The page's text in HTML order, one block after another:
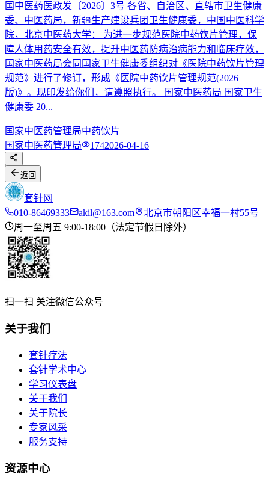
国中医药医政发〔2026〕3号 各省、自治区、直辖市卫生健康
委、中医药局，新疆生产建设兵团卫生健康委，中国中医科学
院，北京中医药大学： 为进一步规范医院中药饮片管理，保
障人体用药安全有效，提升中医药防病治病能力和临床疗效，
国家中医药局会同国家卫生健康委组织对《医院中药饮片管理
规范》进行了修订，形成《医院中药饮片管理规范(2026
版)》。现印发给你们，请遵照执行。 国家中医药局 国家卫生
健康委 20...
国家中医药管理局中药饮片
国家中医药管理局
1742026-04-16
返回
套针网
010-86469333
akil@163.com
北京市朝阳区幸福一村55号
周一至周五 9:00-18:00（法定节假日除外）
扫一扫 关注微信公众号
关于我们
套针疗法
套针学术中心
学习仪表盘
关于我们
关于院长
专家风采
服务支持
资源中心